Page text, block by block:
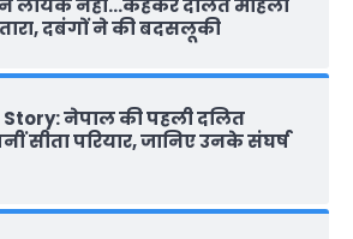
लायक नहीं…कहकर दलित महिला
दबंगों ने की बदसलूकी
नेपाल की पहली दलित
सीता परियार, जानिए उनके संघर्ष